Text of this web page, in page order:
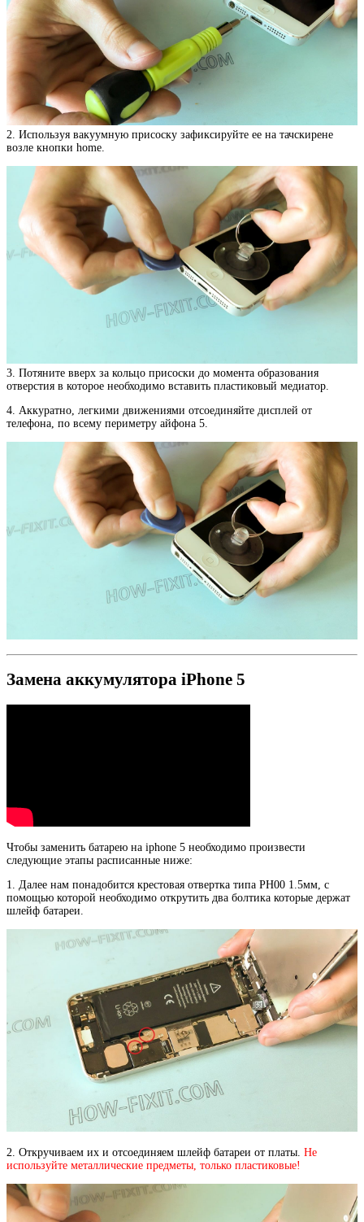
2. Используя вакуумную присоску зафиксируйте ее на тачскирене
возле кнопки home.
3. Потяните вверх за кольцо присоски до момента образования
отверстия в которое необходимо вставить пластиковый медиатор.
4. Аккуратно, легкими движениями отсоединяйте дисплей от
телефона, по всему периметру айфона 5.
Замена аккумулятора iPhone 5
Чтобы заменить батарею на iphone 5 необходимо произвести
следующие этапы расписанные ниже:
1. Далее нам понадобится крестовая отвертка типа PH00 1.5мм, с
помощью которой необходимо открутить два болтика которые держат
шлейф батареи.
2. Откручиваем их и отсоединяем шлейф батареи от платы. Не
используйте металлические предметы, только пластиковые!